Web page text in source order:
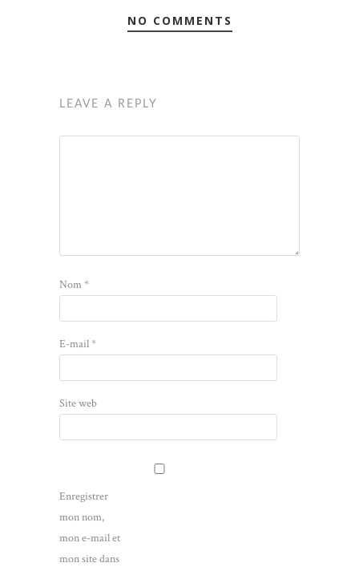
NO COMMENTS
LEAVE A REPLY
Nom*
E-mail*
Site web
Enregistrer
mon nom,
mon e-mail et
mon site dans